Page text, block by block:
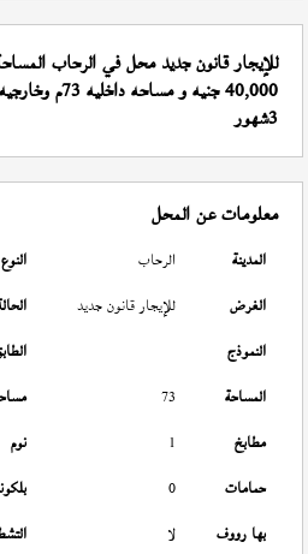
للإيجار قانون جديد محل في الرحاب المساحة 73
3شهور
معلومات عن المحل
المدينة الرحاب النوع
الغرض
للإيجار قانون جديد
النموذج
المساحة
73
مطابخ
1 نوم
حمامات
0
بها رووف
لا